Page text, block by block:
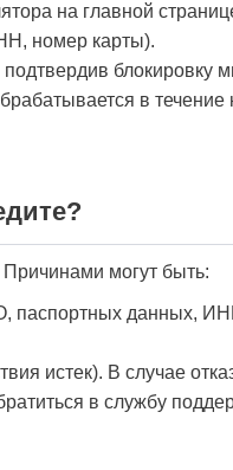
на главной
номер карты).
блокировку
в течение
Причинами могут быть:
паспортных данных,
истек). В случае
в службу